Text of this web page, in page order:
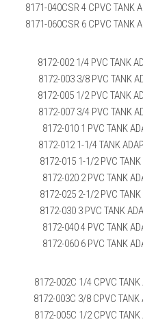
8171-040CSR 4 CPVC TANK
8171-060CSR 6 CPVC TANK
8172-002 1/4 PVC TANK
8172-003 3/8 PVC TANK
8172-005 1/2 PVC TANK
8172-007 3/4 PVC TANK
8172-010 1 PVC TANK
8172-012 1-1/4 TANK
8172-015 1-1/2 PVC TANK
8172-020 2 PVC TANK
8172-025 2-1/2 PVC TANK
8172-030 3 PVC TANK
8172-040 4 PVC TANK
8172-060 6 PVC TANK
8172-002C 1/4 CPVC TANK
8172-003C 3/8 CPVC TANK
8172-005C 1/2 CPVC TANK